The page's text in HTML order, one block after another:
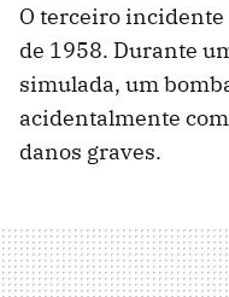
O terceiro
de 1958. Durante
simulada, um
acidentalmente
danos graves.